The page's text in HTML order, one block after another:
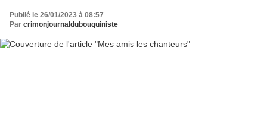
Publié le 26/01/2023 à 08:57
Par crimonjournaldubouquiniste